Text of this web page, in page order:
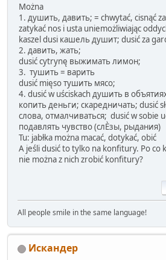
Można
1. душить, давить; = chwytać, cisnąć
zatykać nos i usta uniemożliwiając
kaszel dusi кашель душит; dusić za
2. давить, жать;
dusić cytrynę выжимать лимон;
3. тушить = варить
dusić mięso тушить мясо;
4. dusić w uściskach душить в
копить деньги; скаредничать; dusić
слова, отмалчиваться; dusić w sobie
подавлять чувство (слЀзы, рыдания)
Tu: jabłka można macać, dotykać, obić
A jeśli dusić to tylko na konfitury. Po co
nie można z nich zrobić konfitury?
All people smile in the same language!
Искандер